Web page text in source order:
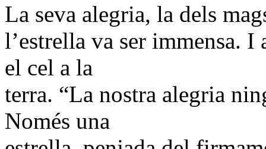
La seva alegria, la dels
l’estrella va ser immensa.
el cel a la
terra. “La nostra alegria
Només una